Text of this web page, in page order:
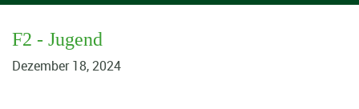
F2 - Jugend
Dezember 18, 2024